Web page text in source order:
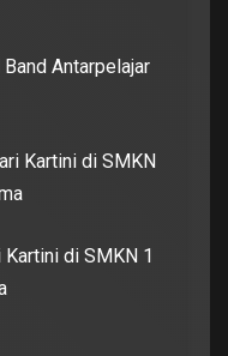
Antarpelajar
Kartini di SMKN
Kartini di SMKN 1